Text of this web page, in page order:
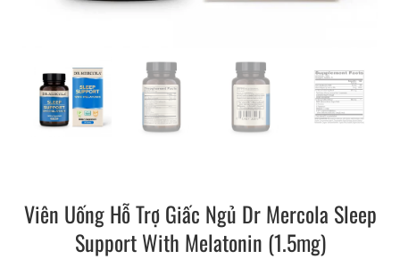
Viên Uống Hỗ Trợ Giấc Ngủ Dr Mercola Sleep
Support With Melatonin (1.5mg)